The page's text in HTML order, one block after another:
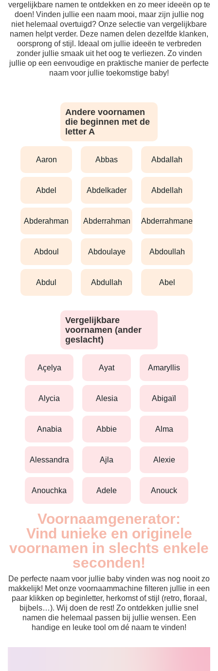
vergelijkbare namen te ontdekken en zo meer ideeën op te
doen! Vinden jullie een naam mooi, maar zijn jullie nog
niet helemaal overtuigd? Onze selectie van vergelijkbare
namen helpt verder. Deze namen delen dezelfde klanken,
oorsprong of stijl. Ideaal om jullie ideeën te verbreden
zonder jullie smaak uit het oog te verliezen. Zo vinden
jullie op een eenvoudige en praktische manier de perfecte
naam voor jullie toekomstige baby!
Andere voornamen
die beginnen met de
letter A
aaron abbas abdallah
abdel abdelkader abdellah
abderahman abderrahman abderrahmane
abdoul abdoulaye abdoullah
abdul abdullah abel
Vergelijkbare
voornamen (ander
geslacht)
açelya ayat amaryllis
alycia alesia abigaïl
anabia abbie alma
alessandra ajla alexie
anouchka adele anouck
Voornaamgenerator:
Vind unieke en originele
voornamen in slechts enkele
seconden!
De perfecte naam voor jullie baby vinden was nog nooit zo
makkelijk! Met onze voornaammachine filteren jullie in een
paar klikken op beginletter, herkomst of stijl (retro, floraal,
bijbels…). Wij doen de rest! Zo ontdekken jullie snel
namen die helemaal passen bij jullie wensen. Een
handige en leuke tool om dé naam te vinden!